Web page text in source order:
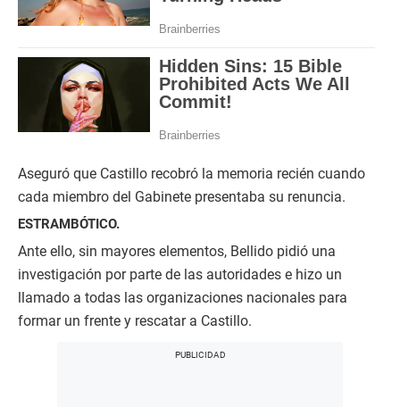
Aseguró que Castillo recobró la memoria recién cuando
cada miembro del Gabinete presentaba su renuncia.
ESTRAMBÓTICO.
Ante ello, sin mayores elementos, Bellido pidió una
investigación por parte de las autoridades e hizo un
llamado a todas las organizaciones nacionales para
formar un frente y rescatar a Castillo.